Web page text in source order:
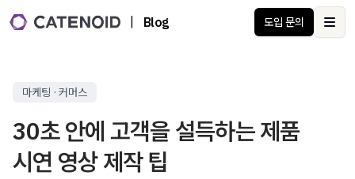
Blog 도입 문의
마케팅 · 커머스
30초 안에 고객을 설득하는 제품
시연 영상 제작 팁